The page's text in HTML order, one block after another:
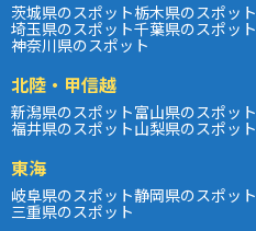
茨城県のスポット栃木県のスポット
埼玉県のスポット千葉県のスポット
神奈川県のスポット
北陸・甲信越
新潟県のスポット富山県のスポット
福井県のスポット山梨県のスポット
東海
岐阜県のスポット静岡県のスポット
三重県のスポット